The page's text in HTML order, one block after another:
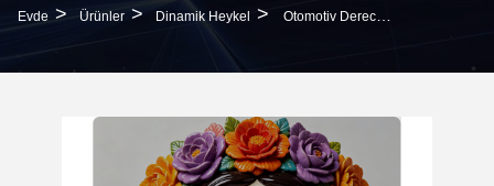
Evde > Ürünler > Dinamik Heykel > Otomotiv Dereceli Boya, Su Geçirmez IP65 Ve 3.5M Yüksek Açık Hava Sanat Dekorasyonu Ile Meksika Dia De Los Muertos FRP Heykel